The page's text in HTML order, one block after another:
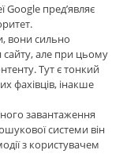
Google пред’являє
вони сильно
але при цьому
Тут є тонкий
фахівців, інакше
завантаження
системи він
з користувачем